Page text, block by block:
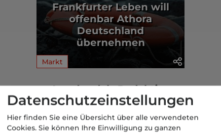
Frankfurter Leben will
offenbar Athora
Deutschland
übernehmen
Markt
Aus der dvb-Redaktion
Markt
Datenschutzeinstellungen
Hier finden Sie eine Übersicht über alle verwendeten
Cookies. Sie können Ihre Einwilligung zu ganzen